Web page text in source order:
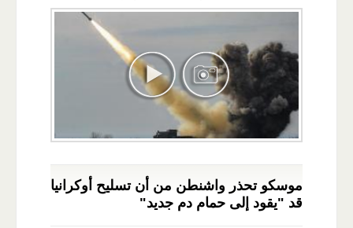
موسكو تحذر واشنطن من أن تسليح أوكرانيا
قد "يقود إلى حمام دم جديد"